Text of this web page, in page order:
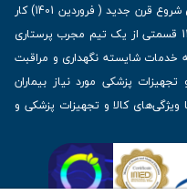
فروشگاه اینترنتی سیب 115 در اولین روزهای شروع قرن جدید ( فروردین 1401) کار
خود را آغاز کرد. از آنجایی که گروه سیب 115 قسمتی از یک تیم مجرب پرستاری
خدمات شایسته نگهداری و مراقبت
پزشکی مورد نیاز بیماران
کالا و تجهیزات پزشکی و
را دارا می‌باشد